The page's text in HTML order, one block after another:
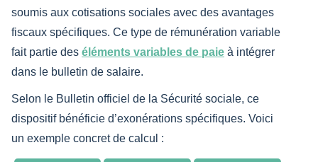
soumis aux cotisations sociales avec des avantages
fiscaux spécifiques. Ce type de rémunération variable
fait partie des éléments variables de paie à intégrer
dans le bulletin de salaire.
Selon le Bulletin officiel de la Sécurité sociale, ce
dispositif bénéficie d’exonérations spécifiques. Voici
un exemple concret de calcul :